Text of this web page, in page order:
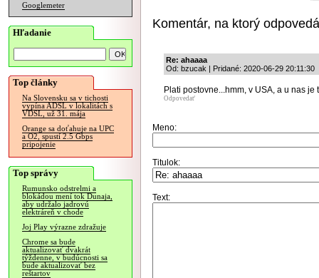
Googlemeter
Hľadanie
Top články
Na Slovensku sa v tichosti
vypína ADSL v lokalitách s
VDSL, už 31. mája
Orange sa doťahuje na UPC
a O2, spustí 2.5 Gbps
pripojenie
Top správy
Rumunsko odstrelmi a
blokádou mení tok Dunaja,
aby udržalo jadrovú
elektráreň v chode
Joj Play výrazne zdražuje
Chrome sa bude
aktualizovať dvakrát
týždenne, v budúcnosti sa
bude aktualizovať bez
reštartov
Komentár, na ktorý
Re: ahaaaa
Od: bzucak | Pridané: 2020-06-29 20:11:30
Plati postovne...hmm, v USA, a u nas je
Odpovedať
Meno:
Titulok:
Text: